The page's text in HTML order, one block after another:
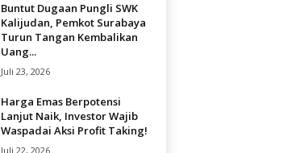
Buntut Dugaan Pungli SWK
Kalijudan, Pemkot Surabaya
Turun Tangan Kembalikan
Uang...
Juli 23, 2026
Harga Emas Berpotensi
Lanjut Naik, Investor Wajib
Waspadai Aksi Profit Taking!
Juli 22, 2026